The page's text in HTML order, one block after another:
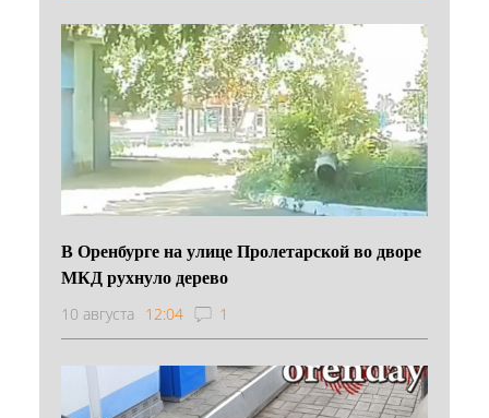
В Оренбурге на улице Пролетарской во дворе
МКД рухнуло дерево
10 августа 12:04 1